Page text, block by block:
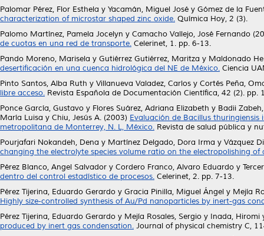
Palomar Pérez, Flor Esthela y Yacamán, Miguel José y Gómez de la
characterization of microstar shaped zinc oxide. Química Hoy, 2 (3).
Palomo Martínez, Pamela Jocelyn y Camacho Vallejo, José Fernando
de cuotas en una red de transporte. Celerinet, 1. pp. 6-13.
Pando Moreno, Marisela y Gutiérrez Gutiérrez, Maritza y Maldonado
desertificación en una cuenca hidrológica del NE de México. Ciencia
Pinto Santos, Alba Ruth y Villanueva Valadez, Carlos y Cortés Peña,
libre acceso. Revista Española de Documentación Científica, 42 (2). pp.
Ponce García, Gustavo y Flores Suárez, Adriana Elizabeth y Badii
María Luisa y Chiu, Jesús A. (2003) Evaluación de Bacillus thuringiensis
metropolitana de Monterrey, N. L, México. Revista de salud pública y
Pourjafari Nokandeh, Dena y Martínez Delgado, Dora Irma y Vázquez
changing the electrolyte species volume ratio on the electropolishing of
Pérez Blanco, Angel Salvador y Cordero Franco, Alvaro Eduardo y
dentro del control estadístico de procesos. Celerinet, 2. pp. 7-13.
Pérez Tijerina, Eduardo Gerardo y Gracia Pinilla, Miguel Ángel y Mejía
Highly size-controlled synthesis of Au/Pd nanoparticles by inert-gas
Pérez Tijerina, Eduardo Gerardo y Mejía Rosales, Sergio y Inada, Hiromi
produced by inert gas condensation. Journal of physical chemistry C,